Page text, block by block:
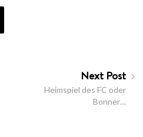
Next Post
Heimspiel des FC oder
Bonner…